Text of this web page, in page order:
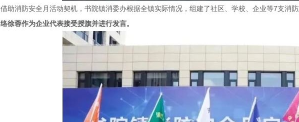
借助消防安全月活动契机，书院镇消委办根据全镇实际情况，组建了社区、学校、企业等7支消防
络徐蓉作为企业代表接受授旗并进行发言。